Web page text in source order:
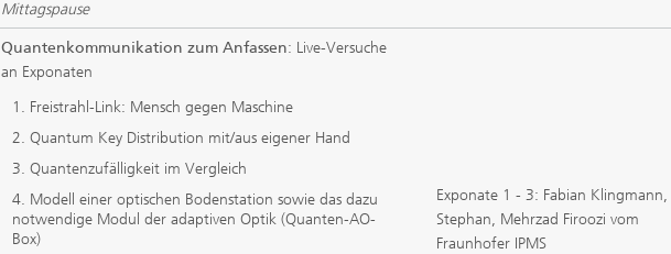
Mittagspause
Quantenkommunikation zum Anfassen: Live-Versuche
an Exponaten
1. Freistrahl-Link: Mensch gegen Maschine
2. Quantum Key Distribution mit/aus eigener Hand
3. Quantenzufälligkeit im Vergleich
4. Modell einer optischen Bodenstation sowie das dazu
notwendige Modul der adaptiven Optik (Quanten-AO-
Box)
Exponate 1 - 3: Fabian
Stephan, Mehrzad Firoozi vom
Fraunhofer IPMS